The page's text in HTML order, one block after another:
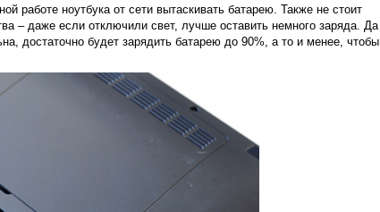
работе ноутбука от сети вытаскивать батарею. Также не стоит
– даже если отключили свет, лучше оставить немного заряда. Да
достаточно будет зарядить батарею до 90%, а то и менее, чтобы